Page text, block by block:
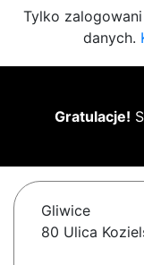
Tylko
danych.
Gratulacje!
Gliwice
80 Ulica